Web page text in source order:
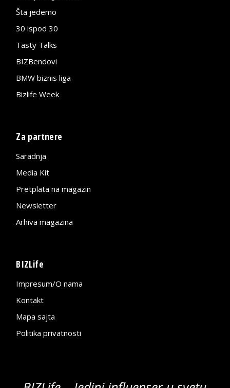
Šta jedemo
30 ispod 30
Tasty Talks
BIZBendovi
BMW biznis liga
Bizlife Week
Za partnere
Saradnja
Media Kit
Pretplata na magazin
Newsletter
Arhiva magazina
BIZLife
Impresum/O nama
Kontakt
Mapa sajta
Politika privatnosti